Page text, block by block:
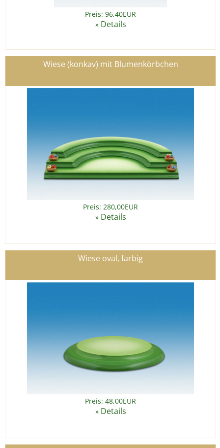
Preis: 96,40EUR
» Details
Wiese (konkav) mit Blumenkörbchen
Preis: 280,00EUR
» Details
Wiese oval, farbig
Preis: 48,00EUR
» Details